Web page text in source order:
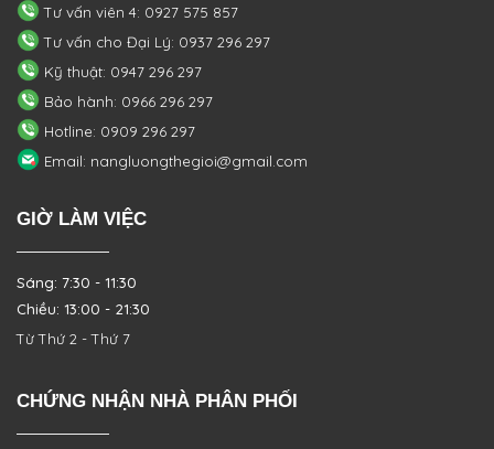
Tư vấn viên 4: 0927 575 857
Tư vấn cho Đại Lý: 0937 296 297
Kỹ thuật: 0947 296 297
Bảo hành: 0966 296 297
Hotline: 0909 296 297
Email: nangluongthegioi@gmail.com
GIỜ LÀM VIỆC
Sáng: 7:30 - 11:30
Chiều: 13:00 - 21:30
Từ Thứ 2 - Thứ 7
CHỨNG NHẬN NHÀ PHÂN PHỐI